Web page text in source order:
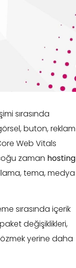
sırasında
buton, reklam
Web Vitals
zaman hosting
tema, medya
sırasında içerik
değişiklikleri,
yerine daha